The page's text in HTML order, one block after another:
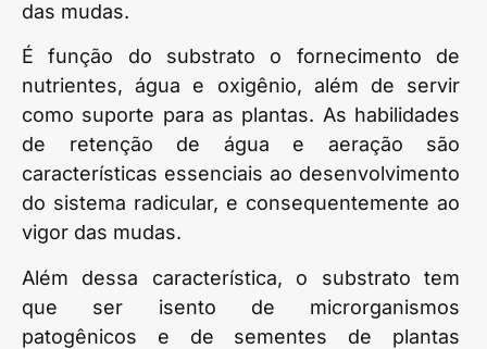
das mudas.
É função do substrato o fornecimento de
nutrientes, água e oxigênio, além de servir
como suporte para as plantas. As habilidades
de retenção de água e aeração são
características essenciais ao desenvolvimento
do sistema radicular, e consequentemente ao
vigor das mudas.
Além dessa característica, o substrato tem
que ser isento de microrganismos
patogênicos e de sementes de plantas